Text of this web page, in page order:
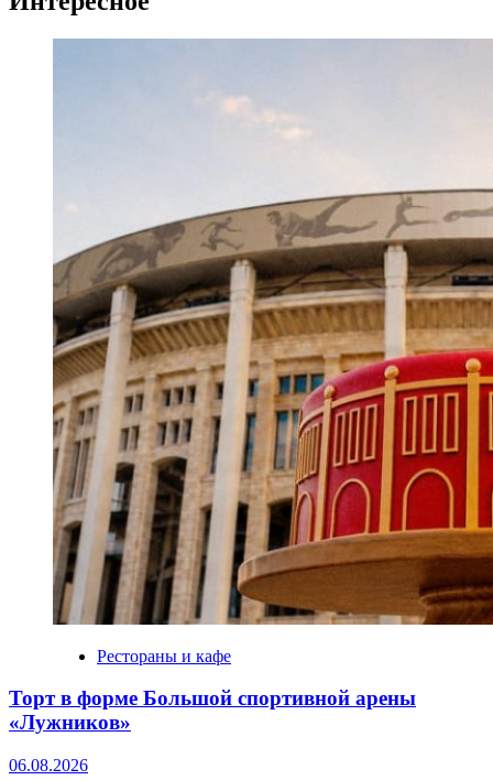
Рестораны и кафе
Торт в форме Большой спортивной арены
«Лужников»
06.08.2026